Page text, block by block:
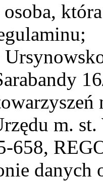
m.
658,
danych